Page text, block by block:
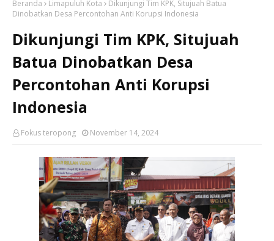
Beranda Limapuluh Kota
Dikunjungi Tim KPK, Situjuah Batua
Dinobatkan Desa Percontohan Anti Korupsi Indonesia
Dikunjungi Tim KPK, Situjuah
Batua Dinobatkan Desa
Percontohan Anti Korupsi
Indonesia
Fokus teropong November 14, 2024